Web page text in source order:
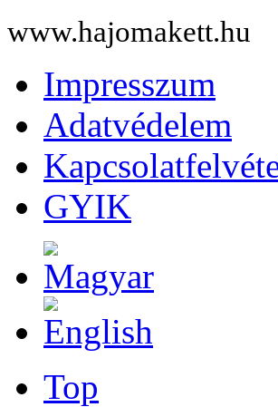
www.hajomakett.hu
Impresszum
Adatvédelem
GYIK
Top